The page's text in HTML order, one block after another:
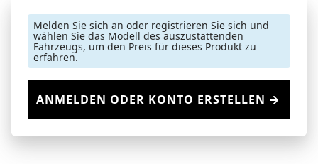
Melden Sie sich an oder registrieren Sie sich und
wählen Sie das Modell des auszustattenden
Fahrzeugs, um den Preis für dieses Produkt zu
erfahren.
ANMELDEN ODER KONTO ERSTELLEN